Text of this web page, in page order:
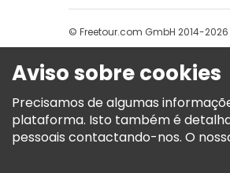
© Freetour.com GmbH 2014-2026
Aviso sobre cookies
Precisamos de algumas
plataforma. Isto também é
pessoais contactando-nos. O